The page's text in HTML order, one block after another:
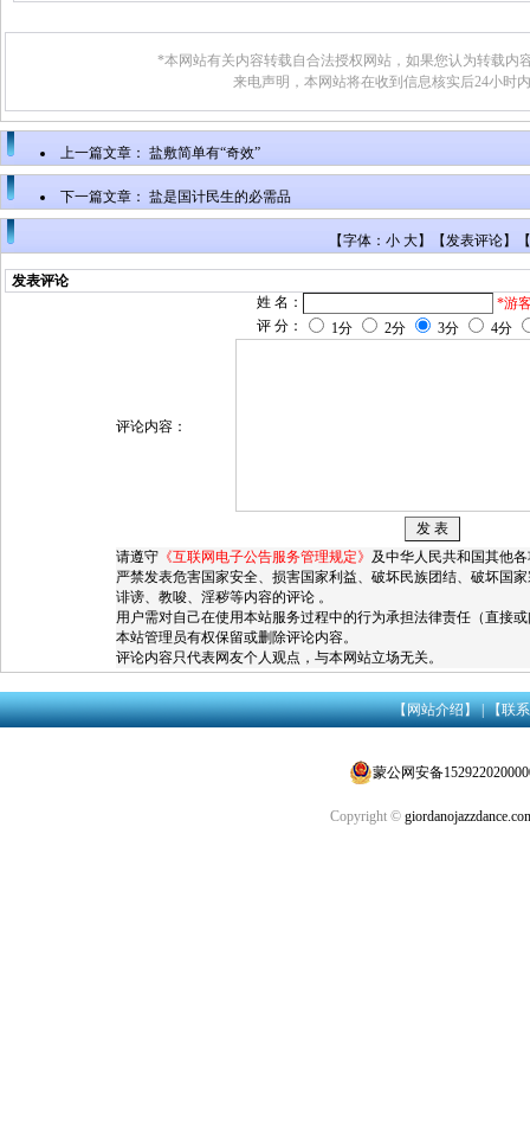
*本网站有关内容转载自合法授权网站，如果您认为转载内
来电声明，本网站将在收到信息核实后24小时
上一篇文章： 盐敷简单有“奇效”
下一篇文章： 盐是国计民生的必需品
【字体：小 大】【发表评论】【
发表评论
姓 名：
*游
评 分：
1分 2分 3分 4分
评论内容：
请遵守 《互联网电子公告服务管理规定》 及中华人民共和国其他
严禁发表危害国家安全、损害国家利益、破坏民族团结、破坏国
诽谤、教唆、淫秽等内容的评论 。
用户需对自己在使用本站服务过程中的行为承担法律责任（直接
本站管理员有权保留或删除评论内容。
评论内容只代表网友个人观点，与本网站立场无关。
【网站介绍】|【联
蒙公网安备
Copyright ©